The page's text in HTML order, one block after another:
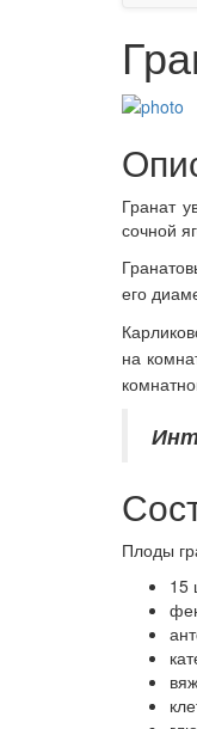
Гранат
сочной
его
на
Плоды
15